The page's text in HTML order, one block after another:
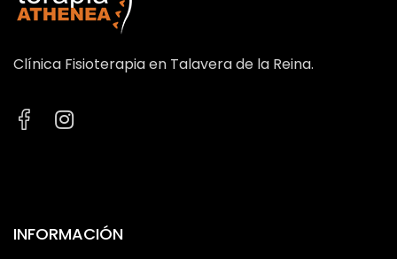
Clínica Fisioterapia en Talavera de la Reina.
INFORMACIÓN